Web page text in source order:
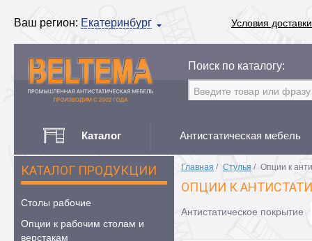
Ваш регион: Екатеринбург Условия доставки
Поиск по каталогу:
Каталог Антистатическая мебель
КАТАЛОГ ПРОДУКЦИИ
Столы рабочие
Опции к рабочим столам и
верстакам
Главная / Стулья / Опции к
ОПЦИИ К
Антистатическое покрытие